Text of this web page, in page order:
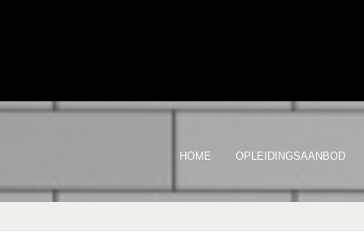
HOME OPLEIDINGSAANBOD